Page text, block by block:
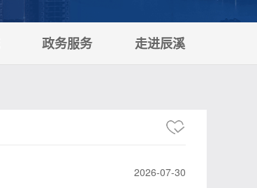
政务服务 走进辰溪
2026-07-30